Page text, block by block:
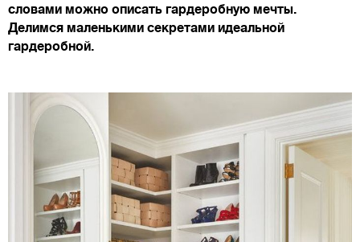
словами можно описать гардеробную мечты.
Делимся маленькими секретами идеальной
гардеробной.